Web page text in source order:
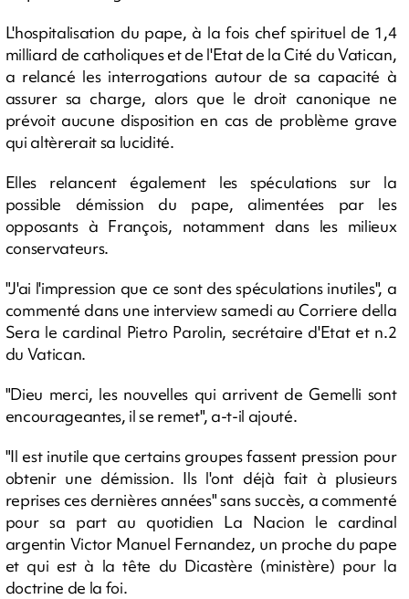
L'hospitalisation du pape, à la fois chef spirituel de 1,4
milliard de catholiques et de l'Etat de la Cité du Vatican,
a relancé les interrogations autour de sa capacité à
assurer sa charge, alors que le droit canonique ne
prévoit aucune disposition en cas de problème grave
qui altèrerait sa lucidité.
Elles relancent également les spéculations sur la
possible démission du pape, alimentées par les
opposants à François, notamment dans les milieux
conservateurs.
"J'ai l'impression que ce sont des spéculations inutiles", a
commenté dans une interview samedi au Corriere della
Sera le cardinal Pietro Parolin, secrétaire d'Etat et n.2
du Vatican.
"Dieu merci, les nouvelles qui arrivent de Gemelli sont
encourageantes, il se remet", a-t-il ajouté.
"Il est inutile que certains groupes fassent pression pour
obtenir une démission. Ils l'ont déjà fait à plusieurs
reprises ces dernières années" sans succès, a commenté
pour sa part au quotidien La Nacion le cardinal
argentin Victor Manuel Fernandez, un proche du pape
et qui est à la tête du Dicastère (ministère) pour la
doctrine de la foi.